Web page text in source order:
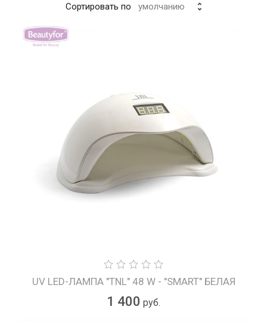
Сортировать по умолчанию
UV LED-ЛАМПА "TNL" 48 W - "SMART" БЕЛАЯ
1 400 руб.